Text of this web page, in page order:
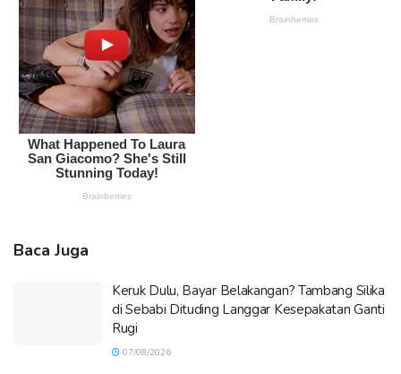
Baca Juga
Keruk Dulu, Bayar Belakangan? Tambang Silika
di Sebabi Dituding Langgar Kesepakatan Ganti
Rugi
07/08/2026